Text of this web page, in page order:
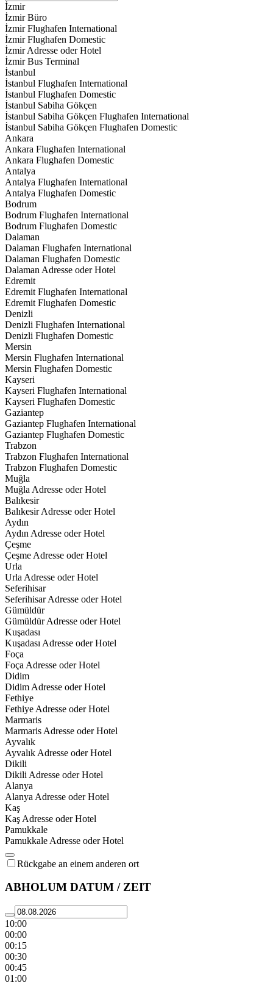
İzmir
İzmir Büro
İzmir Flughafen International
İzmir Flughafen Domestic
İzmir Adresse oder Hotel
İzmir Bus Terminal
İstanbul
İstanbul Flughafen International
İstanbul Flughafen Domestic
İstanbul Sabiha Gökçen
İstanbul Sabiha Gökçen Flughafen International
İstanbul Sabiha Gökçen Flughafen Domestic
Ankara
Ankara Flughafen International
Ankara Flughafen Domestic
Antalya
Antalya Flughafen International
Antalya Flughafen Domestic
Bodrum
Bodrum Flughafen International
Bodrum Flughafen Domestic
Dalaman
Dalaman Flughafen International
Dalaman Flughafen Domestic
Dalaman Adresse oder Hotel
Edremit
Edremit Flughafen International
Edremit Flughafen Domestic
Denizli
Denizli Flughafen International
Denizli Flughafen Domestic
Mersin
Mersin Flughafen International
Mersin Flughafen Domestic
Kayseri
Kayseri Flughafen International
Kayseri Flughafen Domestic
Gaziantep
Gaziantep Flughafen International
Gaziantep Flughafen Domestic
Trabzon
Trabzon Flughafen International
Trabzon Flughafen Domestic
Muğla
Muğla Adresse oder Hotel
Balıkesir
Balıkesir Adresse oder Hotel
Aydın
Aydın Adresse oder Hotel
Çeşme
Çeşme Adresse oder Hotel
Urla
Urla Adresse oder Hotel
Seferihisar
Seferihisar Adresse oder Hotel
Gümüldür
Gümüldür Adresse oder Hotel
Kuşadası
Kuşadası Adresse oder Hotel
Foça
Foça Adresse oder Hotel
Didim
Didim Adresse oder Hotel
Fethiye
Fethiye Adresse oder Hotel
Marmaris
Marmaris Adresse oder Hotel
Ayvalık
Ayvalık Adresse oder Hotel
Dikili
Dikili Adresse oder Hotel
Alanya
Alanya Adresse oder Hotel
Kaş
Kaş Adresse oder Hotel
Pamukkale
Pamukkale Adresse oder Hotel
Rückgabe an einem anderen ort
ABHOLUM DATUM / ZEIT
10:00
00:00
00:15
00:30
00:45
01:00